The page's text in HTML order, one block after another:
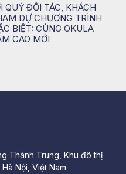
QUÝ ĐỐI TÁC, KHÁCH
DỰ CHƯƠNG TRÌNH
BIỆT: CÙNG OKULA
CAO MỚI
Thành Trung, Khu đô thị
Nội, Việt Nam